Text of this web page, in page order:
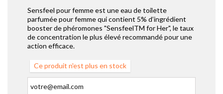
Sensfeel pour femme est une eau de toilette
parfumée pour femme qui contient 5% d’ingrédient
booster de phéromones "SensfeelTM for Her", le taux
de concentration le plus élevé recommandé pour une
action efficace.
Ce produit n'est plus en stock